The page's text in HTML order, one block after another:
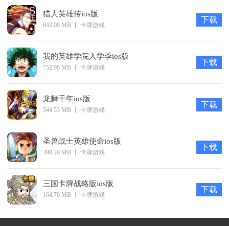
猎人英雄传ios版
643.00 MB 卡牌游戏
下载
我的英雄学院入学季ios版
752.90 MB 卡牌游戏
下载
龙舞千年ios版
544.53 MB 卡牌游戏
下载
圣兽战士英雄使命ios版
390.20 MB 卡牌游戏
下载
三国卡牌战略版ios版
164.70 MB 卡牌游戏
下载